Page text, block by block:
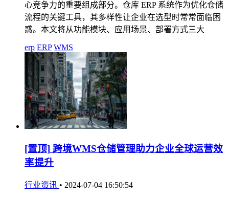
心竞争力的重要组成部分。仓库 ERP 系统作为优化仓储
流程的关键工具，其多样性让企业在选型时常常面临困
惑。本文将从功能模块、应用场景、部署方式三大
erp ERP WMS
[置顶] 跨境WMS仓储管理助力企业全球运营效
率提升
行业资讯 • 2024-07-04 16:50:54